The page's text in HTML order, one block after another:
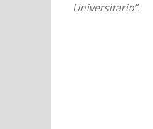
Universitario”.